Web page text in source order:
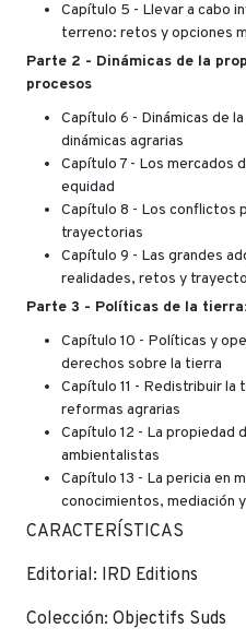
Capítulo 5 - Llevar a cabo
terreno: retos y opciones
Parte 2 - Dinámicas de la
procesos
Capítulo 6 - Dinámicas de
dinámicas agrarias
Capítulo 7 - Los mercados
equidad
Capítulo 8 - Los conflictos
trayectorias
Capítulo 9 - Las grandes
realidades, retos y
Parte 3 - Políticas de la
Capítulo 10 - Políticas y
derechos sobre la tierra
Capítulo 11 - Redistribuir la
reformas agrarias
Capítulo 12 - La propiedad
ambientalistas
Capítulo 13 - La pericia en
conocimientos, mediación
CARACTERÍSTICAS
Editorial: IRD Editions
Colección: Objectifs Suds